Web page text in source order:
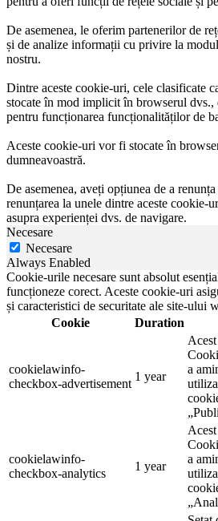
De asemenea, le oferim partenerilor de
și de analize informații cu privire la
nostru.
Dintre aceste cookie-uri, cele clasificate
stocate în mod implicit în browserul dvs.,
pentru funcționarea funcționalităților de
Aceste cookie-uri vor fi stocate în
dumneavoastră.
De asemenea, aveți opțiunea de a
renunțarea la unele dintre aceste cookie-
asupra experienței dvs. de navigare.
Necesare
Necesare
Always Enabled
Cookie-urile necesare sunt absolut
funcționeze corect. Aceste cookie-uri
și caracteristici de securitate ale site-ului
Cookie
Duration
cookielawinfo-
checkbox-advertisement
1 year
a
cookielawinfo-
checkbox-analytics
1 year
a